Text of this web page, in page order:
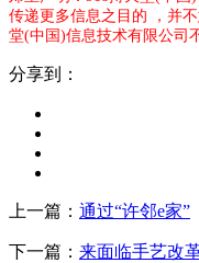
传递更多信息之目的 ，并
堂(中国)信息技术有限公司
分享到：
上一篇： 通过“许邻e家”
下一篇： 来面临手艺改